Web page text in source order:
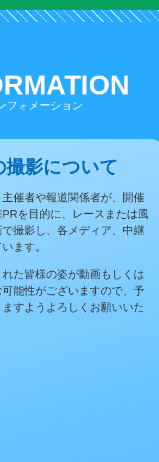
フォメーション
戻しについて
前売SCが閉場時は、的中車
せんが、サテライトこま
能です。
のアクセスはこちら